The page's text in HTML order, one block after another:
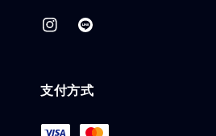
支付方式